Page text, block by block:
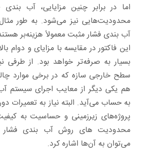
اما در برابر چنین مزایایی، آب
محدودیت‌هایی نیز می‌شود. به طور
آب بندی فشار مثبت معمولاً هزینه‌بر
این فاکتور در مقایسه با مزایای و دوام
بسیار به صرفه‌تر خواهد بود. از طرفی
سطح خارجی سازه که در برخی موارد
هم یکی دیگر از معایب اجرای سیستم
به حساب می‌آید. البته نیاز به تعمیرات
پروژه‌های زیرزمینی و حساسیت به
محدودیت های روش آب بندی فشار
می‌توان به آن‌ها اشاره کرد.